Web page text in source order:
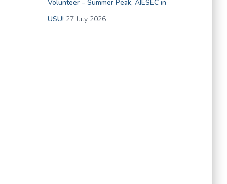
Volunteer – Summer Peak, AIESEC in
USU! 27 July 2026